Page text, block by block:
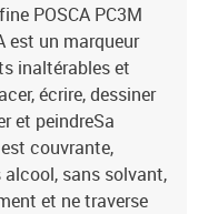
POSCA PC3M
est un marqueur
inaltérables et
écrire, dessiner
et peindreSa
couvrante,
sans solvant,
et ne traverse